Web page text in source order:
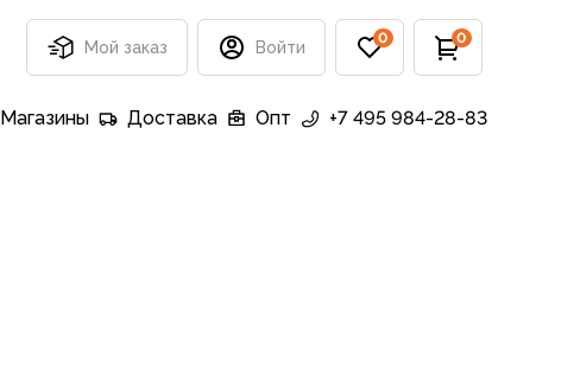
Мой заказ Войти 0 0
Магазины Доставка Опт +7 495 984-28-83